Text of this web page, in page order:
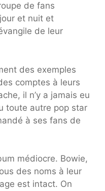
de fans
et nuit et
de leur
des exemples
comptes à leurs
il n’y a jamais eu
toute autre pop star
à ses fans de
médiocre. Bowie,
des noms à leur
est intact. On